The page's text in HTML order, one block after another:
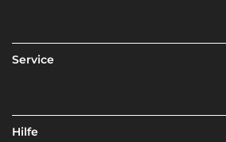
Service
Hilfe